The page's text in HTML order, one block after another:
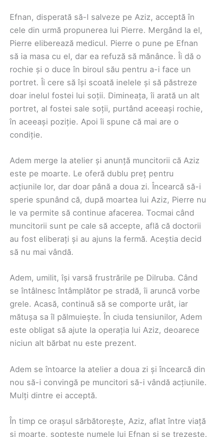
Efnan, disperată să-l salveze pe Aziz, acceptă în
cele din urmă propunerea lui Pierre. Mergând la el,
Pierre eliberează medicul. Pierre o pune pe Efnan
să ia masa cu el, dar ea refuză să mănânce. Îi dă o
rochie și o duce în biroul său pentru a-i face un
portret. Îi cere să își scoată inelele și să păstreze
doar inelul fostei lui soții. Dimineața, îi arată un alt
portret, al fostei sale soții, purtând aceeași rochie,
în aceeași poziție. Apoi îi spune că mai are o
condiție.
Adem merge la atelier și anunță muncitorii că Aziz
este pe moarte. Le oferă dublu preț pentru
acțiunile lor, dar doar până a doua zi. Încearcă să-i
sperie spunând că, după moartea lui Aziz, Pierre nu
le va permite să continue afacerea. Tocmai când
muncitorii sunt pe cale să accepte, află că doctorii
au fost eliberați și au ajuns la fermă. Aceștia decid
să nu mai vândă.
Adem, umilit, își varsă frustrările pe Dilruba. Când
se întâlnesc întâmplător pe stradă, îi aruncă vorbe
grele. Acasă, continuă să se comporte urât, iar
mătușa sa îl pălmuiește. În ciuda tensiunilor, Adem
este obligat să ajute la operația lui Aziz, deoarece
niciun alt bărbat nu este prezent.
Adem se întoarce la atelier a doua zi și încearcă din
nou să-i convingă pe muncitori să-i vândă acțiunile.
Mulți dintre ei acceptă.
În timp ce orașul sărbătorește, Aziz, aflat între viață
și moarte, șoptește numele lui Efnan și se trezește.